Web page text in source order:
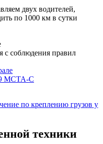
двух водителей,
по 1000 км в сутки
с соблюдения правил
по креплению грузов у
техники